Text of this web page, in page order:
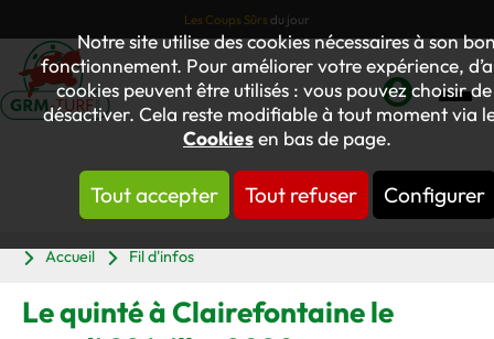
Notre site utilise des cookies nécessaires à son
fonctionnement. Pour améliorer votre expérience,
cookies peuvent être utilisés : vous pouvez choisir
désactiver. Cela reste modifiable à tout moment via
Cookiesen bas de page.
Tout accepter Tout refuser Configurer
Les Coups Sûrs du jour
Mon
compte
Accueil
Fil d'infos
Le quinté à Clairefontaine le